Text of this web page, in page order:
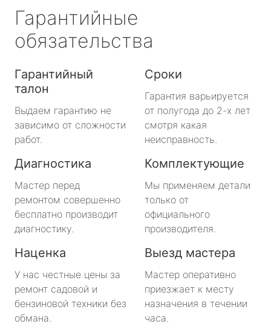
Гарантийные
обязательства
Гарантийный
талон
Выдаем гарантию не
зависимо от сложности
работ.
Сроки
Гарантия варьируется
от полугода до 2-х лет
смотря какая
неисправность.
Диагностика
Мастер перед
ремонтом совершенно
бесплатно производит
диагностику.
Комплектующие
Мы применяем детали
только от
официального
производителя.
Наценка
У нас честные цены за
ремонт садовой и
бензиновой техники без
обмана.
Выезд мастера
Мастер оперативно
приезжает к месту
назначения в течении
часа.